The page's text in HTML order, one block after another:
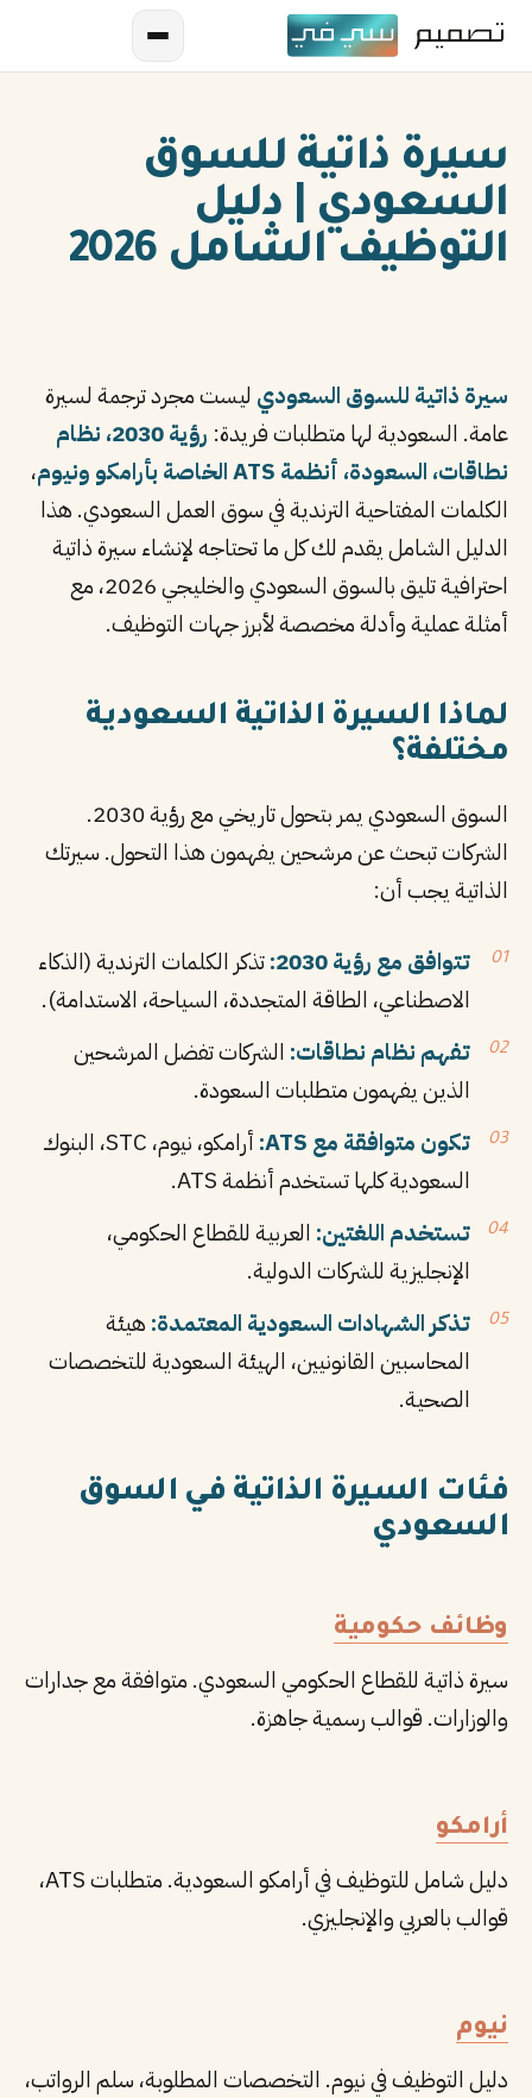
ES
FR
IN
سيرة ذاتية للسوق
السعودي | دليل
التوظيف الشامل 2026
سيرة ذاتية للسوق السعودي ليست مجرد ترجمة لسيرة
عامة. السعودية لها متطلبات فريدة:
رؤية 2030، نظام
نطاقات، السعودة، أنظمة ATS الخاصة بأرامكو ونيوم
،
الكلمات المفتاحية الترندية في سوق العمل السعودي. هذا
الدليل الشامل يقدم لك كل ما تحتاجه لإنشاء سيرة ذاتية
احترافية تليق بالسوق السعودي والخليجي 2026، مع
أمثلة عملية وأدلة مخصصة لأبرز جهات التوظيف.
لماذا السيرة الذاتية السعودية
مختلفة؟
السوق السعودي يمر بتحول تاريخي مع رؤية 2030.
الشركات تبحث عن مرشحين يفهمون هذا التحول. سيرتك
الذاتية يجب أن:
تتوافق مع رؤية 2030:
تذكر الكلمات الترندية (الذكاء
الاصطناعي، الطاقة المتجددة، السياحة، الاستدامة).
تفهم نظام نطاقات: الشركات تفضل المرشحين
الذين يفهمون متطلبات السعودة.
تكون متوافقة مع ATS:
أرامكو، نيوم، STC، البنوك
السعودية كلها تستخدم أنظمة ATS.
تستخدم اللغتين: العربية للقطاع الحكومي،
الإنجليزية للشركات الدولية.
تذكر الشهادات السعودية المعتمدة: هيئة
المحاسبين القانونيين، الهيئة السعودية للتخصصات
الصحية.
فئات السيرة الذاتية في السوق
السعودي
وظائف حكومية
سيرة ذاتية للقطاع الحكومي السعودي. متوافقة مع جدارات
والوزارات. قوالب رسمية جاهزة.
أرامكو
دليل شامل للتوظيف في أرامكو السعودية. متطلبات ATS،
قوالب بالعربي والإنجليزي.
نيوم
دليل التوظيف في نيوم. التخصصات المطلوبة، سلم الرواتب،